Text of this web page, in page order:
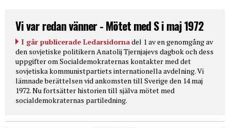
Vi var redan vänner - Mötet med S i maj 1972
I går publicerade Ledarsidornadel 1 av en genomgång av
den sovjetiske politikern Anatolij Tjernjajevs dagbok och dess
uppgifter om Socialdemokraternas kontakter med det
sovjetiska kommunistpartiets internationella avdelning. Vi
lämnade berättelsen vid ankomsten till Sverige den 14 maj
1972. Nu fortsätter historien till själva mötet med
socialdemokraternas partiledning.